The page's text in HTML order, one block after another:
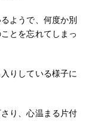
ようで、何度か別
とを忘れてしまっ
りしている様子に
り、心温まる片付